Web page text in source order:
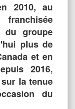
2010, au
du groupe
plus de
et en
2016,
la tenue
du